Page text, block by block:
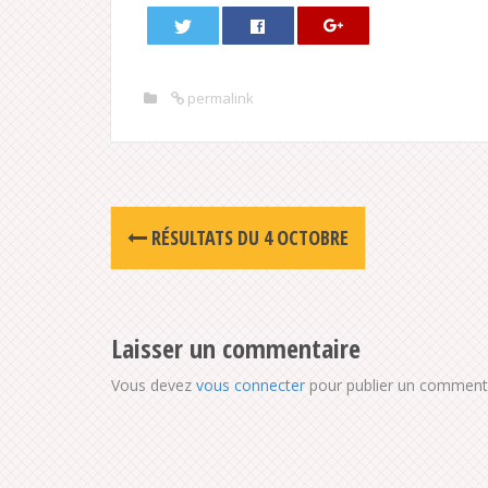
permalink
Post
navigation
RÉSULTATS DU 4 OCTOBRE
Laisser un commentaire
Vous devez vous connecter pour publier un